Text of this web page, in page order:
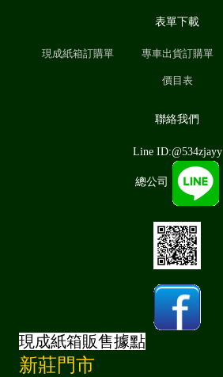
表單下載
現成紙箱訂購單 專車出貨訂購單
價目表
聯絡我們
Line ID:@534zjayy
總公司
現成紙箱販售據點
新莊門市